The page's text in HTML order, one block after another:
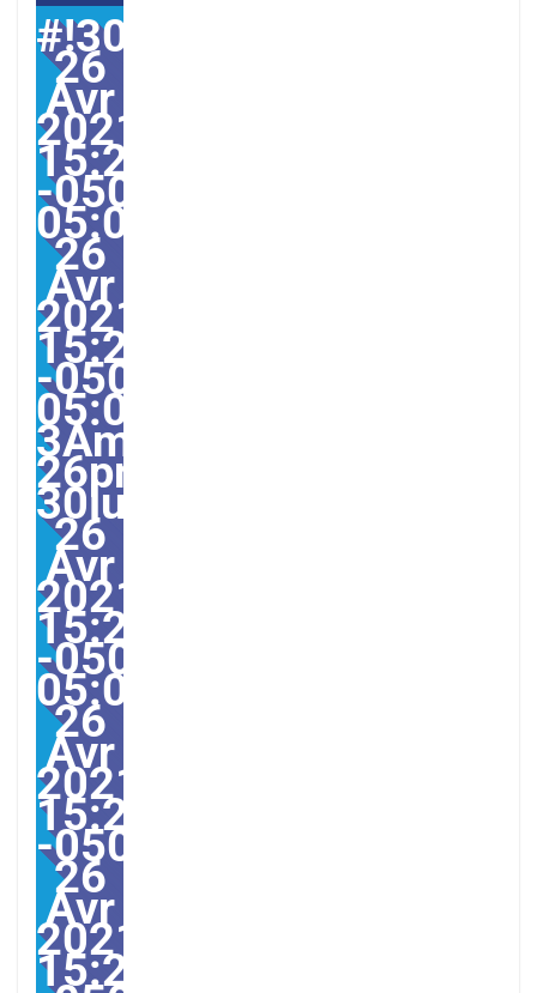
#!30lun,
26
Avr
2021
15:27:00
-0500-
05:000030#30lun,
26
Avr
2021
15:27:00
-0500-
05:00-
3America/
26pm30pm-
30lun,
26
Avr
2021
15:27:00
-0500-
05:003America/
26
Avr
2021
15:27:00
-
26
Avr
2021
15:27:00